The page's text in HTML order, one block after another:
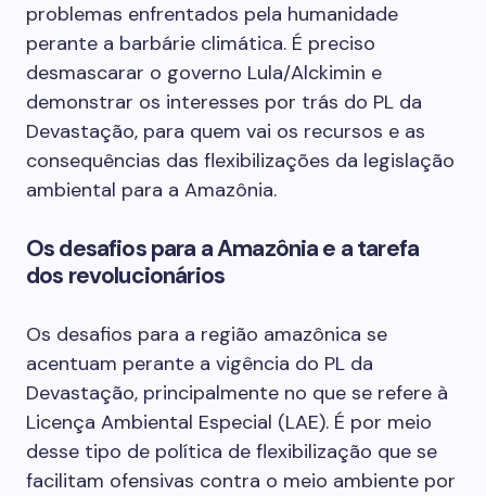
problemas enfrentados pela humanidade
perante a barbárie climática. É preciso
desmascarar o governo Lula/Alckimin e
demonstrar os interesses por trás do PL da
Devastação, para quem vai os recursos e as
consequências das flexibilizações da legislação
ambiental para a Amazônia.
Os desafios para a Amazônia e a tarefa
dos revolucionários
Os desafios para a região amazônica se
acentuam perante a vigência do PL da
Devastação, principalmente no que se refere à
Licença Ambiental Especial (LAE). É por meio
desse tipo de política de flexibilização que se
facilitam ofensivas contra o meio ambiente por